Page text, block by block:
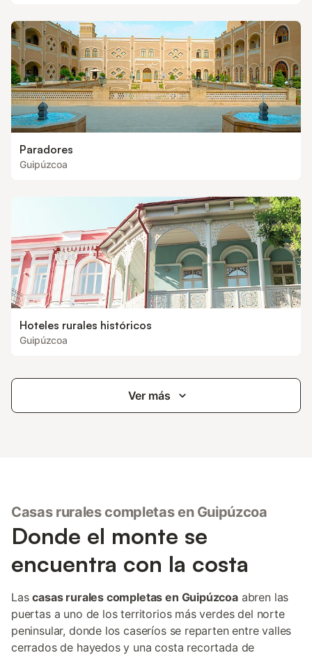
Paradores
Guipúzcoa
Hoteles rurales históricos
Guipúzcoa
Ver más
Casas rurales completas en Guipúzcoa
Donde el monte se
encuentra con la costa
Lascasas rurales completas en Guipúzcoaabren las
puertas a uno de los territorios más verdes del norte
peninsular, donde los caseríos se reparten entre valles
cerrados de hayedos y una costa recortada de